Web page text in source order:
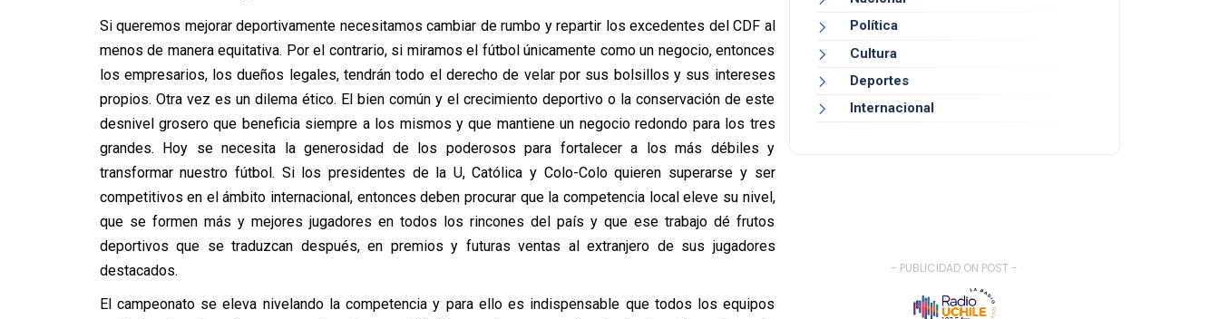
Si queremos mejorar deportivamente necesitamos cambiar de rumbo y repartir los excedentes del CDF al
menos de manera equitativa. Por el contrario, si miramos el fútbol únicamente como un negocio, entonces
los empresarios, los dueños legales, tendrán todo el derecho de velar por sus bolsillos y sus intereses
propios. Otra vez es un dilema ético. El bien común y el crecimiento deportivo o la conservación de este
desnivel grosero que beneficia siempre a los mismos y que mantiene un negocio redondo para los tres
grandes. Hoy se necesita la generosidad de los poderosos para fortalecer a los más débiles y
transformar nuestro fútbol. Si los presidentes de la U, Católica y Colo-Colo quieren superarse y ser
competitivos en el ámbito internacional, entonces deben procurar que la competencia local eleve su nivel,
que se formen más y mejores jugadores en todos los rincones del país y que ese trabajo dé frutos
deportivos que se traduzcan después, en premios y futuras ventas al extranjero de sus jugadores
destacados.
El campeonato se eleva nivelando la competencia y para ello es indispensable que todos los equipos
Política
Cultura
Deportes
Internacional
- PUBLICIDAD ON POST -